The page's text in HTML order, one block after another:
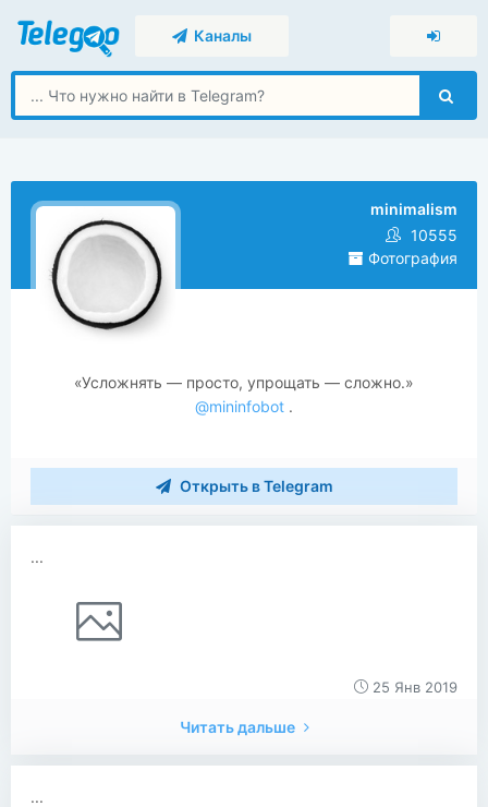
Каналы
minimalism
10555
Фотография
«Усложнять — просто, упрощать — сложно.»
@mininfobot .
Открыть в Telegram
...
25 Янв 2019
Читать дальше
...